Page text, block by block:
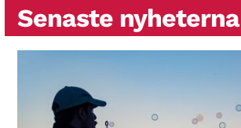
Senaste nyheterna